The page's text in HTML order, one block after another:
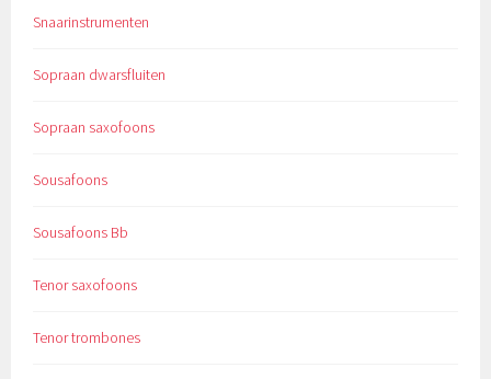
Snaarinstrumenten
Sopraan dwarsfluiten
Sopraan saxofoons
Sousafoons
Sousafoons Bb
Tenor saxofoons
Tenor trombones